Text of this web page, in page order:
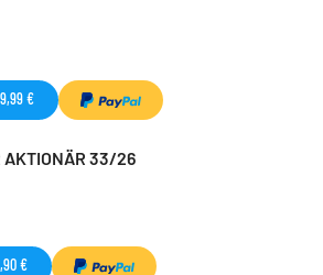
€
AKTIONÄR 33/26
€